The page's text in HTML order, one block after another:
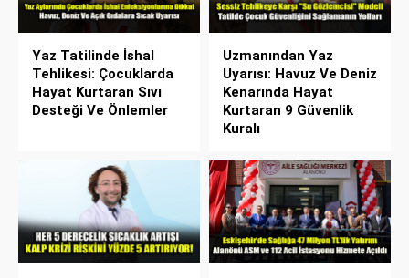
Yaz Tatilinde İshal
Tehlikesi: Çocuklarda
Hayat Kurtaran Sıvı
Desteği Ve Önlemler
Uzmanından Yaz
Uyarısı: Havuz Ve Deniz
Kenarında Hayat
Kurtaran 9 Güvenlik
Kuralı